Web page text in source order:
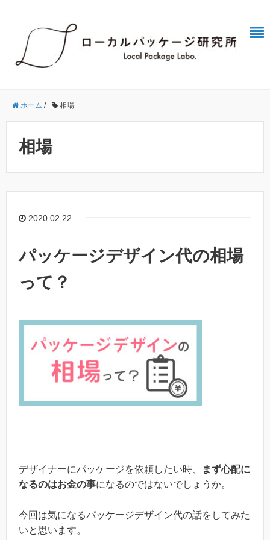
ホーム / 相場
相場
2020.02.22
パッケージデザイン代の相場
って？
デザイナーにパッケージを依頼したい時、
まず心配に
なるのはお金の事になるのではないでしょうか。
今回は気になるパッケージデザイン代の話をしてみた
いと思います。